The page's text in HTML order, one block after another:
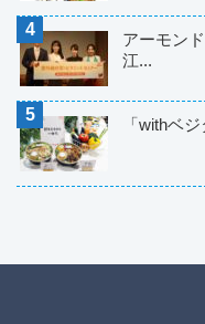
アーモン
江...
「withベ